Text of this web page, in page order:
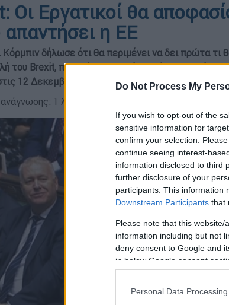
Do Not Process My
If you wish to opt-out of the
sensitive information for
confirm your selection.
continue seeing interest-
information disclosed to third
further disclosure of your
participants. This information
Downstream Participants that
Please note that this
information including but not
deny consent to Google and
in below Google consent
Personal Data
Οι Εργατικοί θα
η ΕΕ
δήλωσε ότι θα περιμένει να δει πρώτα τι
του Brexit, προτού να καθορίσει πώς θα ψηφίσει
12 Δεκεμβρίου
1 λεπτό ┋